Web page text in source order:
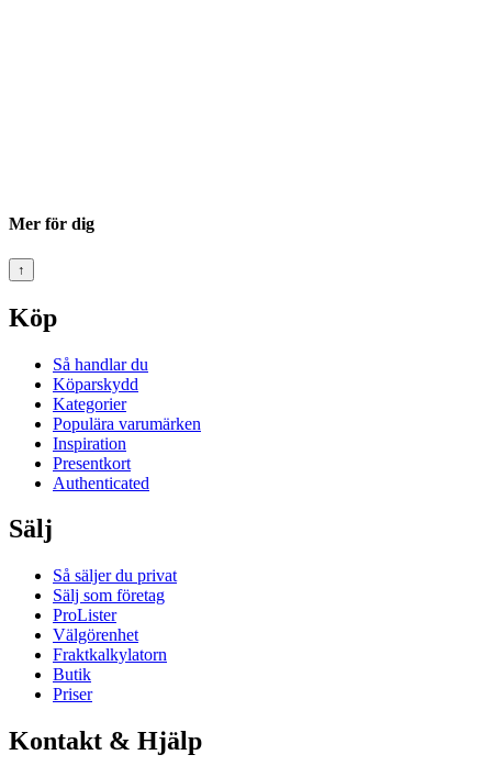
Mer för dig
↑
Köp
Så handlar du
Köparskydd
Kategorier
Populära varumärken
Inspiration
Presentkort
Authenticated
Sälj
Så säljer du privat
Sälj som företag
ProLister
Välgörenhet
Fraktkalkylatorn
Butik
Priser
Kontakt & Hjälp